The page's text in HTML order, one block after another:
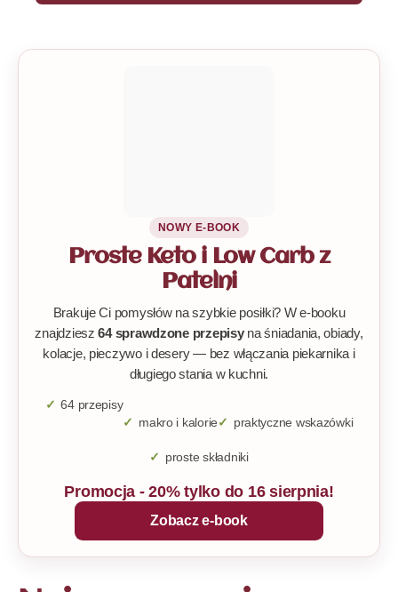
NOWY E-BOOK
Proste Keto i Low Carb z
Patelni
Brakuje Ci pomysłów na szybkie posiłki? W e-booku
znajdziesz64 sprawdzone przepisyna śniadania, obiady,
kolacje, pieczywo i desery — bez włączania piekarnika i
długiego stania w kuchni.
64 przepisy
makro i kalorie
praktyczne wskazówki
proste składniki
Promocja - 20% tylko do 16 sierpnia!
Zobacz e-book